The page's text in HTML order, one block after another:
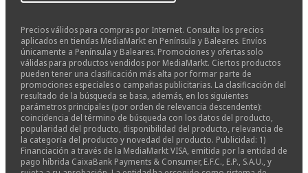
Precios válidos para compras por Internet. Consulta los precios
aplicados en tiendas MediaMarkt en Península y Baleares. Envíos
únicamente a Península y Baleares. Promociones y ofertas solo
válidas para productos vendidos por MediaMarkt. Ciertos productos
pueden tener una clasificación más alta por formar parte de
promociones especiales o campañas publicitarias. La clasificación del
resultado de la búsqueda se basa, además, en los siguientes
parámetros principales (por orden de relevancia descendente):
coincidencia del término de búsqueda con los datos del producto,
popularidad del producto, disponibilidad del producto, relevancia de
la categoría del producto y novedad del producto. Publicidad: 1)
Financiación a través de la MediaMarkt VISA, emitida por la entidad de
pago híbrida CaixaBank Payments & Consumer, E.F.C., E.P., S.A.U., y